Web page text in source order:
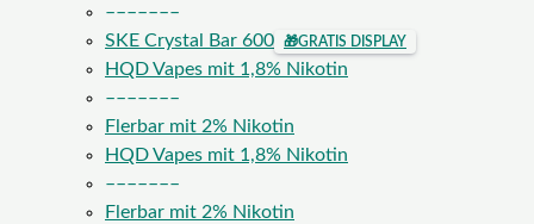
–––––––
SKE Crystal Bar 600
🎁GRATIS DISPLAY
HQD Vapes mit 1,8% Nikotin
–––––––
Flerbar mit 2% Nikotin
HQD Vapes mit 1,8% Nikotin
–––––––
Flerbar mit 2% Nikotin